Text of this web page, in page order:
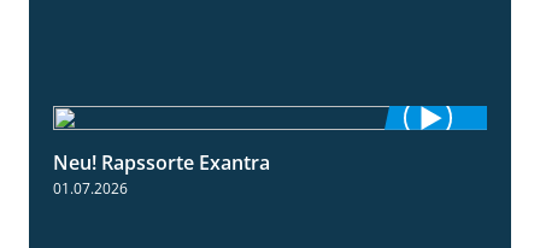
Neu! Rapssorte Exantra
01.07.2026